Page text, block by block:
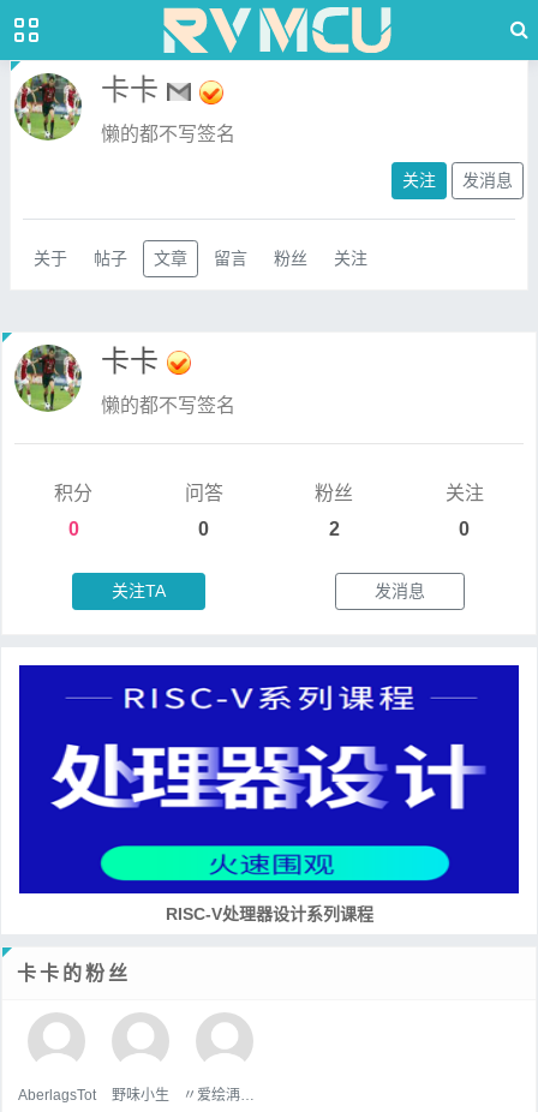
卡卡
懒的都不写签名
关注 发消息
关于 帖子 文章 留言 粉丝 关注
卡卡
懒的都不写签名
积分
0
问答
0
粉丝
2
关注
0
关注TA 发消息
RISC-V处理器设计系列课程
卡卡的粉丝
AberlagsTot 野味小生